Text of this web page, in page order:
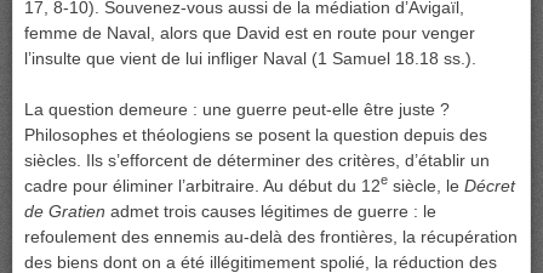
17, 8-10). Souvenez-vous aussi de la médiation d’Avigaïl,
femme de Naval, alors que David est en route pour venger
l’insulte que vient de lui infliger Naval (1 Samuel 18.18 ss.).
La question demeure : une guerre peut-elle être juste ?
Philosophes et théologiens se posent la question depuis des
siècles. Ils s’efforcent de déterminer des critères, d’établir un
cadre pour éliminer l’arbitraire. Au début du 12e siècle, le Décret
de Gratien admet trois causes légitimes de guerre : le
refoulement des ennemis au-delà des frontières, la récupération
des biens dont on a été illégitimement spolié, la réduction des